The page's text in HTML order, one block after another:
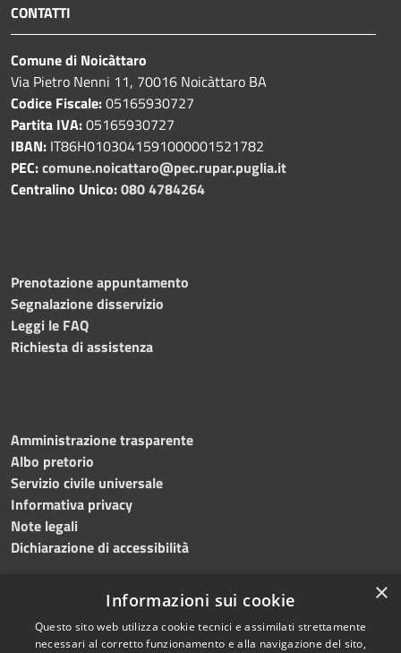
CONTATTI
Comune di Noicàttaro
Via Pietro Nenni 11, 70016 Noicàttaro BA
Codice Fiscale:05165930727
Partita IVA:05165930727
IBAN: IT86H0103041591000001521782
PEC:comune.noicattaro@pec.rupar.puglia.it
Centralino Unico:080 4784264
Prenotazione appuntamento
Segnalazione disservizio
Leggi le FAQ
Richiesta di assistenza
Amministrazione trasparente
Albo pretorio
Servizio civile universale
Informativa privacy
Note legali
Dichiarazione di accessibilità
RSS
Copyright © 2023 •
×
Informazioni sui cookie
Questo sito web utilizza cookie tecnici e assimilati strettamente
necessari al corretto funzionamento e alla navigazione del sito,